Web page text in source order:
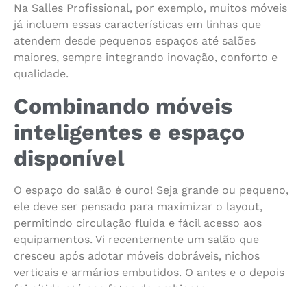
Na Salles Profissional, por exemplo, muitos móveis
já incluem essas características em linhas que
atendem desde pequenos espaços até salões
maiores, sempre integrando inovação, conforto e
qualidade.
Combinando móveis
inteligentes e espaço
disponível
O espaço do salão é ouro! Seja grande ou pequeno,
ele deve ser pensado para maximizar o layout,
permitindo circulação fluida e fácil acesso aos
equipamentos. Vi recentemente um salão que
cresceu após adotar móveis dobráveis, nichos
verticais e armários embutidos. O antes e o depois